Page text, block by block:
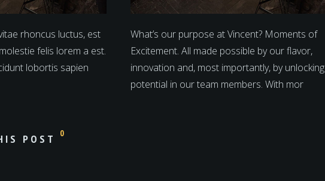
rhoncus luctus, est
felis lorem a est.
lobortis sapien
What’s our purpose at Vincent? Moments of
Excitement. All made possible by our flavor,
innovation and, most importantly, by unlocking
potential in our team members. With mor
POST 0